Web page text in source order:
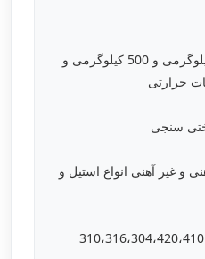
دو عدد کوره القایی 2000 کیلوگرمی و 500 کیلوگرمی و
سنجی
و غیر آهنی انواع استیل و